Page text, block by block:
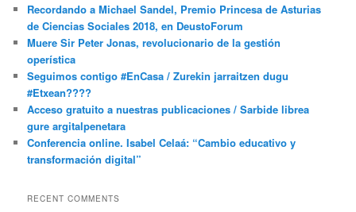
Recordando a Michael Sandel, Premio Princesa de Asturias
de Ciencias Sociales 2018, en DeustoForum
Muere Sir Peter Jonas, revolucionario de la gestión
operística
Seguimos contigo #EnCasa / Zurekin jarraitzen dugu
#Etxean????
Acceso gratuito a nuestras publicaciones / Sarbide librea
gure argitalpenetara
Conferencia online. Isabel Celaá: “Cambio educativo y
transformación digital”
RECENT COMMENTS